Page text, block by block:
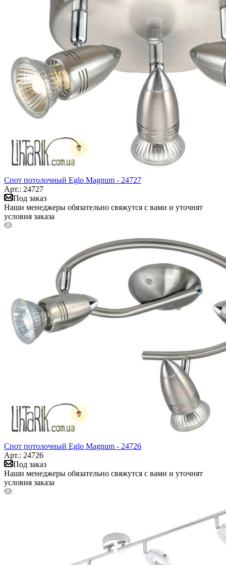
Спот потолочный Eglo Magnum - 24727
Арт.: 24727
Под заказ
Наши менеджеры обязательно свяжутся с вами и уточнят
условия заказа
Спот потолочный Eglo Magnum - 24726
Арт.: 24726
Под заказ
Наши менеджеры обязательно свяжутся с вами и уточнят
условия заказа